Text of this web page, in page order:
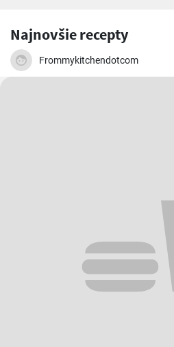
Najnovšie recepty
Frommykitchendotcom